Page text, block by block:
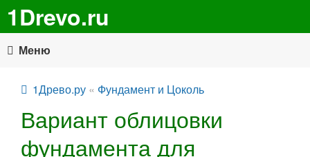
1Drevo.ru
Меню
1Древо.ру « Фундамент и Цоколь
Вариант облицовки
фундамента для